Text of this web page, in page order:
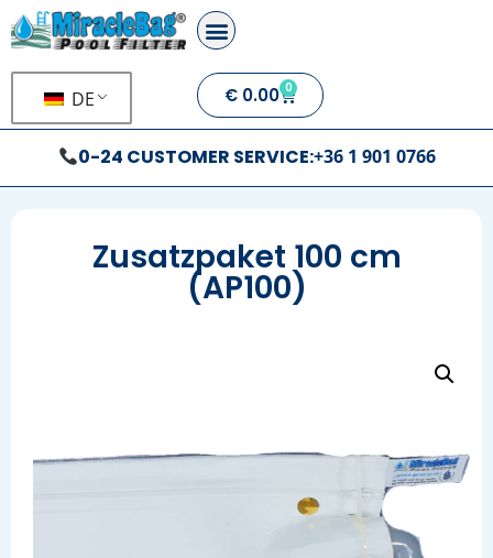
DE € 0.00 0
0-24 CUSTOMER SERVICE:+36 1 901 0766
Zusatzpaket 100 cm
(AP100)